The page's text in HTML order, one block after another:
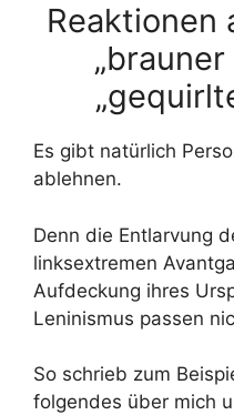
Reaktionen
Es gibt natürlich
ablehnen.
Denn die Entlarvung
linksextremen
Aufdeckung ihres
Leninismus passen
So schrieb zum
folgendes über mich